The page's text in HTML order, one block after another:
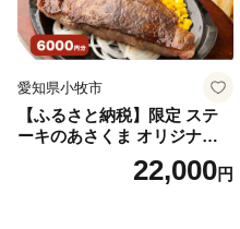
愛知県小牧市
【ふるさと納税】限定 ステ
ーキのあさくま オリジナル
お食事券 6000円 お好きなメ
ニュー 好きなだけ コーンス
22,000円